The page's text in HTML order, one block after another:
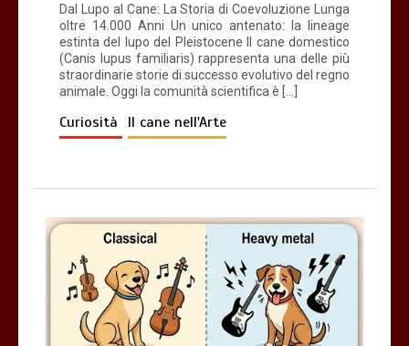
Dal Lupo al Cane: La Storia di Coevoluzione Lunga
oltre 14.000 Anni Un unico antenato: la lineage
estinta del lupo del Pleistocene Il cane domestico
(Canis lupus familiaris) rappresenta una delle più
straordinarie storie di successo evolutivo del regno
animale. Oggi la comunità scientifica è […]
Curiosità Il cane nell'Arte